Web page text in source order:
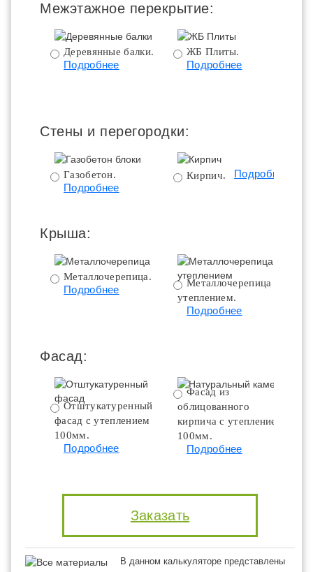
Межэтажное перекрытие:
Деревянные балки.
Подробнее
ЖБ Плиты.
Подробнее
Стены и перегородки:
Газобетон.
Подробнее
Кирпич. Подробнее
Крыша:
Металлочерепица.
Подробнее
Металлочерепица с
утеплением.
Подробнее
Фасад:
Отштукатуренный
фасад с утеплением
100мм.
Подробнее
Фасад из
облицованного
кирпича с утеплением
100мм.
Подробнее
Заказать
В данном калькуляторе представлены